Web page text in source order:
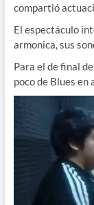
compartió
El espectáculo
armonica, sus
Para el de final
poco de Blues en